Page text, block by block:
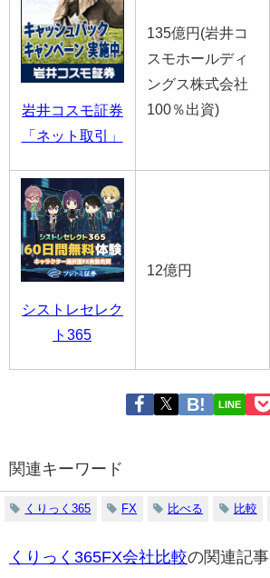
岩井コスモ証券
「ネット取引」
135億円(岩井コ
スモホールディ
ングス株式会社
100％出資)
シストレセレク
ト365
12億円
LINE
関連キーワード
くりっく365 FX 比べる 比較
くりっく365FX会社比較の関連記事